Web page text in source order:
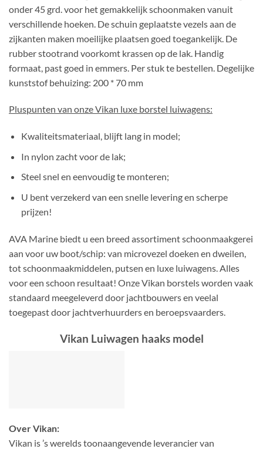
onder 45 grd. voor het gemakkelijk schoonmaken vanuit
verschillende hoeken. De schuin geplaatste vezels aan de
zijkanten maken moeilijke plaatsen goed toegankelijk. De
rubber stootrand voorkomt krassen op de lak. Handig
formaat, past goed in emmers. Per stuk te bestellen. Degelijke
kunststof behuizing: 200 * 70 mm
Pluspunten van onze Vikan luxe borstel luiwagens:
Kwaliteitsmateriaal, blijft lang in model;
In nylon zacht voor de lak;
Steel snel en eenvoudig te monteren;
U bent verzekerd van een snelle levering en scherpe
prijzen!
AVA Marine biedt u een breed assortiment schoonmaakgerei
aan voor uw boot/schip: van microvezel doeken en dweilen,
tot schoonmaakmiddelen, putsen en luxe luiwagens. Alles
voor een schoon resultaat! Onze Vikan borstels worden vaak
standaard meegeleverd door jachtbouwers en veelal
toegepast door jachtverhuurders en beroepsvaarders.
Vikan Luiwagen haaks model
Over Vikan:
Vikan is ’s werelds toonaangevende leverancier van